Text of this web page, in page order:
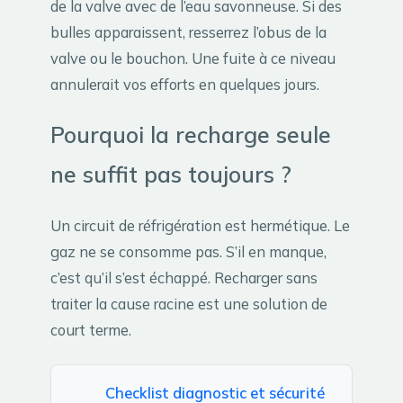
de la valve avec de l’eau savonneuse. Si des
bulles apparaissent, resserrez l’obus de la
valve ou le bouchon. Une fuite à ce niveau
annulerait vos efforts en quelques jours.
Pourquoi la recharge seule
ne suffit pas toujours ?
Un circuit de réfrigération est hermétique. Le
gaz ne se consomme pas. S’il en manque,
c’est qu’il s’est échappé. Recharger sans
traiter la cause racine est une solution de
court terme.
Checklist diagnostic et sécurité